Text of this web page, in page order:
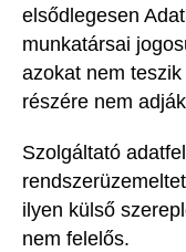
elsődlegesen
munkatársai
azokat nem
részére nem
Szolgáltató
ilyen külső
nem felelős.